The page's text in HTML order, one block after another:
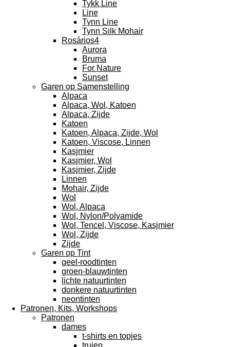
Tykk Line
Line
Tynn Line
Tynn Silk Mohair
Rosários4
Aurora
Bruma
For Nature
Sunset
Garen op Samenstelling
Alpaca
Alpaca, Wol, Katoen
Alpaca, Zijde
Katoen
Katoen, Alpaca, Zijde, Wol
Katoen, Viscose, Linnen
Kasjmier
Kasjmier, Wol
Kasjmier, Zijde
Linnen
Mohair, Zijde
Wol
Wol, Alpaca
Wol, Nylon/Polyamide
Wol, Tencel, Viscose, Kasjmier
Wol, Zijde
Zijde
Garen op Tint
geel-roodtinten
groen-blauwtinten
lichte natuurtinten
donkere natuurtinten
neontinten
Patronen, Kits, Workshops
Patronen
dames
t-shirts en topjes
truien